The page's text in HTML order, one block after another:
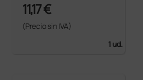
11,17 €
(Precio sin IVA)
1 ud.